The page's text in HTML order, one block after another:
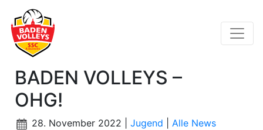
BADEN VOLLEYS –
OHG!
28. November 2022 | Jugend
Alle News